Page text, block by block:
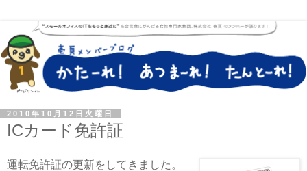
2010年10月12日火曜日
ICカード免許証
運転免許証の更新をしてきました。